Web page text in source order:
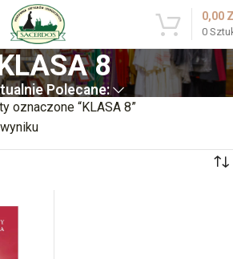
0
0,00
8
Polecane:
oznaczone “KLASA 8”